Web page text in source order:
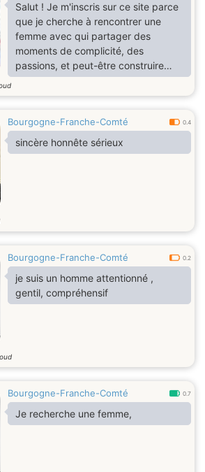
Salut ! Je m'inscris sur ce site parce
que je cherche à rencontrer une
femme avec qui partager des
moments de complicité, des
passions, et peut-être construire
quelque chose de sérieux. J'aime
rire, voyager, et découvrir de
de simple, honnête, et qui aime
prendre soin des gens qui comptent
pour moi. Je cherche quelqu'un qui
Bourgogne-Franche-Comté 0.4
sincère honnête sérieux
Bourgogne-Franche-Comté 0.2
je suis un homme attentionné ,
gentil, compréhensif
Bourgogne-Franche-Comté 0.7
Je recherche une femme,